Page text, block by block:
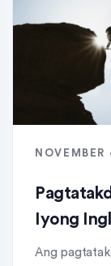
Iyong
Ang